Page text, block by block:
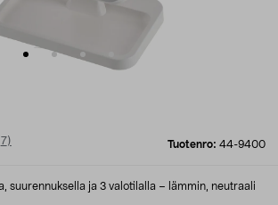
Tuotenro: 44-9400
7)
suurennuksella ja 3 valotilalla – lämmin, neutraali